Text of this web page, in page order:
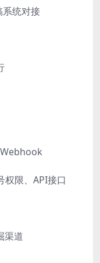
系统对接
权限、API接口
渠道